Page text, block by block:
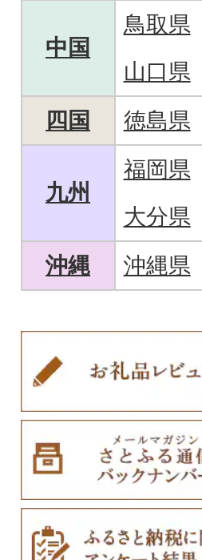
中国
鳥取県
山口県
四国
徳島県
九州
福岡県
大分県
沖縄
沖縄県